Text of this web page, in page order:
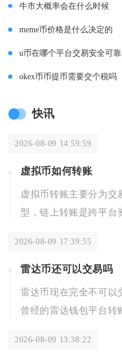
牛市大概率会在什么时候
meme币价格是什么决定的
u币在哪个平台交易安全可靠
okex币币提币需要交个税吗
快讯
2026-08-09 14:59:59
虚拟币如何转账
虚拟币转账主要分为交
型，链上转账是跨平台
2026-08-09 17:39:55
雷达币还可以交易吗
雷达币现在完全不可以
曾经的雷达钱包平台转
2026-08-09 13:38:22